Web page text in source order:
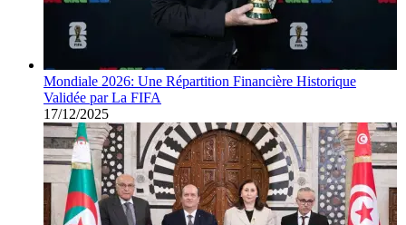
Mondiale 2026: Une Répartition Financière Historique
Validée par La FIFA
17/12/2025